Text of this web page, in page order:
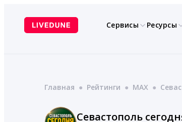
содержимому
Сервисы Ресурсы
Главная ● Рейтинги ● MAX ●
Севастополь